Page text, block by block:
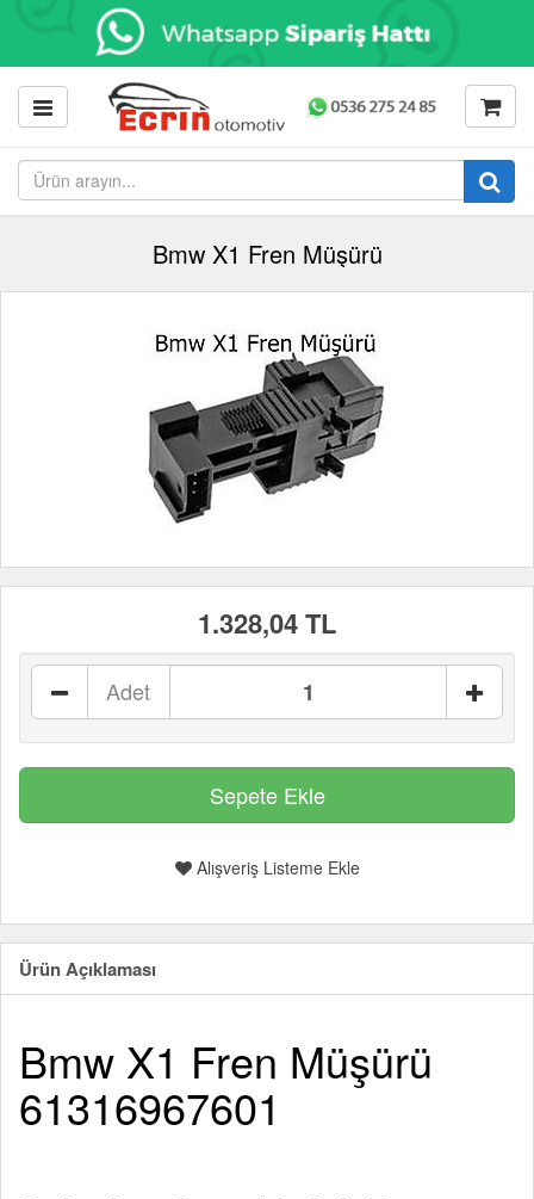
Bmw X1 Fren Müşürü
1.328,04 TL
Adet
Alışveriş Listeme Ekle
Ürün Açıklaması
Bmw X1 Fren Müşürü
61316967601